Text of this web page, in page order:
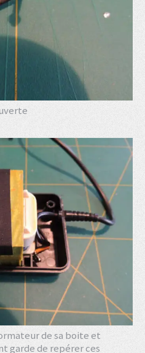
de sa boite et
garde de repérer ces